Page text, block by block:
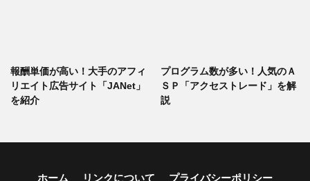
報酬単価が高い！大手のアフィ
リエイト広告サイト「JANet」
を紹介
プログラム数が多い！人気のＡ
ＳＰ「アクセストレード」を解
説
ホーム リンクについて プライバシーポリシー